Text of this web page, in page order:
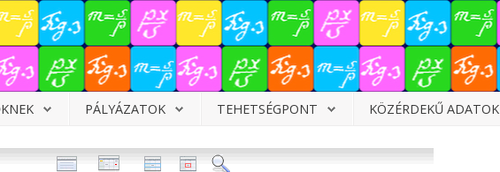
PÁLYÁZATOK TEHETSÉGPONT KÖZÉRDEKŰ ADATOK